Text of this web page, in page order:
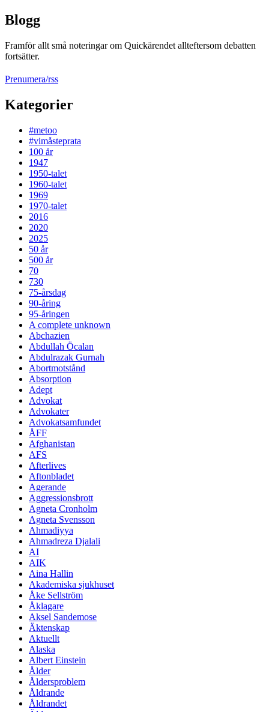
Blogg
Framför allt små noteringar om Quickärendet allteftersom debatten
fortsätter.
Prenumera/rss
Kategorier
#metoo
#vimåsteprata
100 år
1947
1950-talet
1960-talet
1969
1970-talet
2016
2020
2025
50 år
500 år
70
730
75-årsdag
90-åring
95-åringen
A complete unknown
Abchazien
Abdullah Öcalan
Abdulrazak Gurnah
Abortmotstånd
Absorption
Adept
Advokat
Advokater
Advokatsamfundet
ÅFF
Afghanistan
AFS
Afterlives
Aftonbladet
Agerande
Aggressionsbrott
Agneta Cronholm
Agneta Svensson
Ahmadiyya
Ahmadreza Djalali
AI
AIK
Aina Hallin
Akademiska sjukhuset
Åke Sellström
Åklagare
Aksel Sandemose
Äktenskap
Aktuellt
Alaska
Albert Einstein
Ålder
Åldersproblem
Åldrande
Åldrandet